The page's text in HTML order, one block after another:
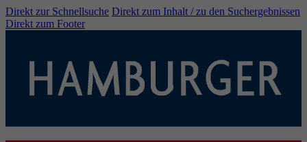
Direkt zur Schnellsuche Direkt zum Inhalt / zu den Suchergebnissen
Direkt zum Footer